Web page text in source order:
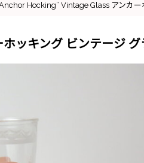
Hocking” Vintage Glass アンカ
ッキング ビンテージ グ